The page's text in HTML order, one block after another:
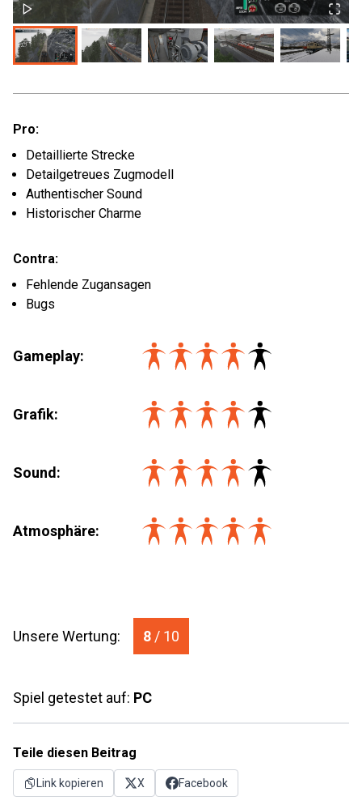
Pro:
Detaillierte Strecke
Detailgetreues Zugmodell
Authentischer Sound
Historischer Charme
Contra:
Fehlende Zugansagen
Bugs
Gameplay:
Grafik:
Sound:
Atmosphäre:
Unsere Wertung: 8 / 10
Spiel getestet auf: PC
Teile diesen Beitrag
Link kopieren X Facebook